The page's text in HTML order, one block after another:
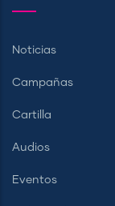
Noticias
Campañas
Cartilla
Audios
Eventos